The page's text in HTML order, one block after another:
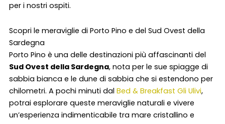
per i nostri ospiti.
Scopri le meraviglie di Porto Pino e del Sud Ovest della
Sardegna
Porto Pino è una delle destinazioni più affascinanti del
Sud Ovest della Sardegna, nota per le sue spiagge di
sabbia bianca e le dune di sabbia che si estendono per
chilometri. A pochi minuti dal Bed & Breakfast Gli Ulivi,
potrai esplorare queste meraviglie naturali e vivere
un’esperienza indimenticabile tra mare cristallino e